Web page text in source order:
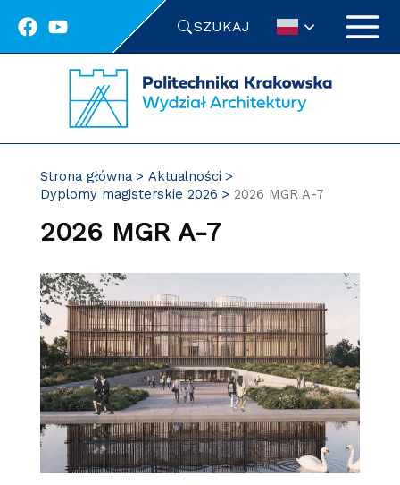
SZUKAJ
Strona główna
Aktualności
Dyplomy magisterskie 2026
2026 MGR A-7
2026 MGR A-7